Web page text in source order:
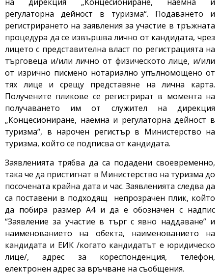
регулаторна дейност в туризма“. Подаването и
регистрирането на заявления за участие в тръжната
процедура да се извършва лично от кандидата, чрез
лицето с представителна власт по регистрацията на
търговеца и/или лично от физическото лице, и/или
от изрично писмено нотариално упълномощено от
тях лице и срещу представяне на лична карта.
Получените пликове се регистрират в момента на
получаването им от служител на дирекция
„Концесиониране, наемна и регулаторна дейност в
туризма“, в нарочен регистър в Министерство на
туризма, който се подписва от кандидата.
Заявленията трябва да са подадени своевременно,
така че да пристигнат в Министерство на туризма до
посочената крайна дата и час. Заявленията следва да
са поставени в подходящ непрозрачен плик, който
да побира размер А4 и да е обозначен с надпис
“Заявление за участие в търг с явно наддаване” и
наименованието на обекта, наименованието на
кандидата и ЕИК /когато кандидатът е юридическо
лице/, адрес за кореспонденция, телефон,
електронен адрес за връчване на съобщения.